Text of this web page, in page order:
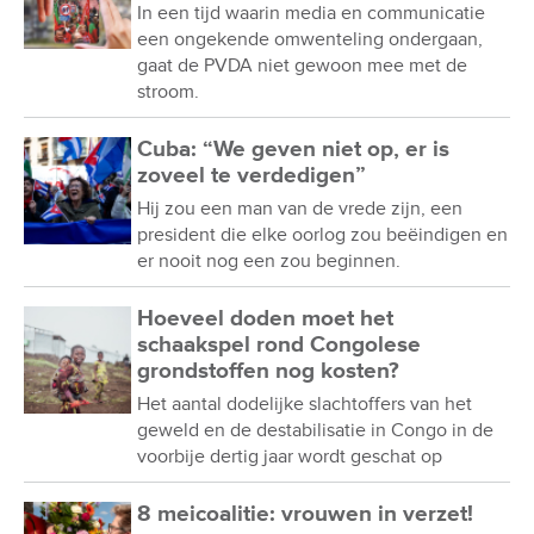
In een tijd waarin media en communicatie
een ongekende omwenteling ondergaan,
gaat de PVDA niet gewoon mee met de
stroom.
Cuba: “We geven niet op, er is
zoveel te verdedigen”
Hij zou een man van de vrede zijn, een
president die elke oorlog zou beëindigen en
er nooit nog een zou beginnen.
Hoeveel doden moet het
schaakspel rond Congolese
grondstoffen nog kosten?
Het aantal dodelijke slachtoffers van het
geweld en de destabilisatie in Congo in de
voorbije dertig jaar wordt geschat op
8 meicoalitie: vrouwen in verzet!